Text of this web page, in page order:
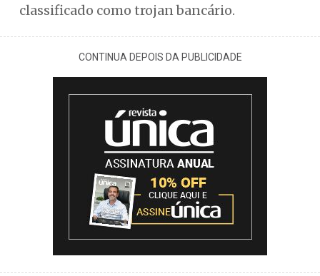
classificado como trojan bancário.
CONTINUA DEPOIS DA PUBLICIDADE